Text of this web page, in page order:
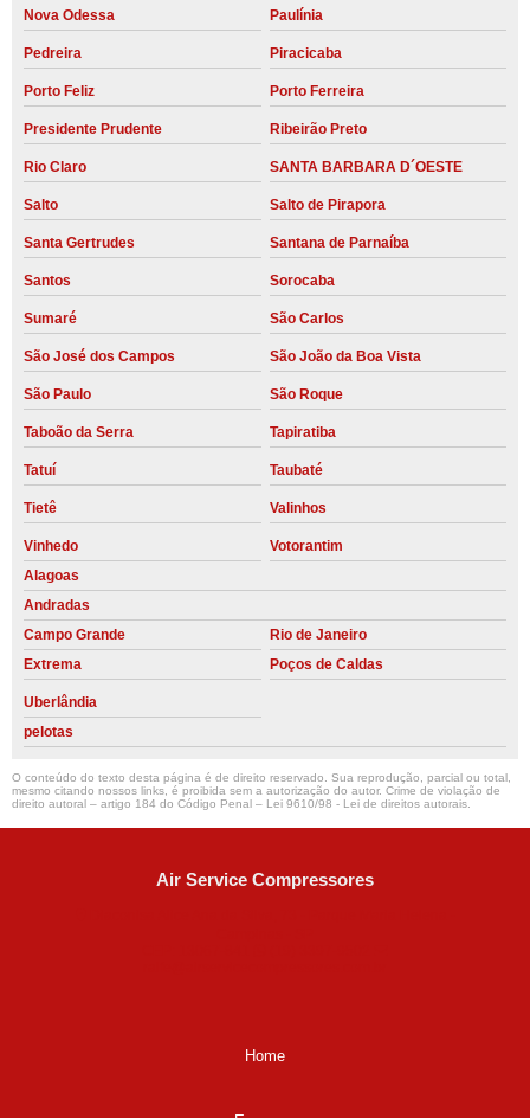
Nova Odessa Paulínia
Pedreira Piracicaba
Porto Feliz Porto Ferreira
Presidente Prudente Ribeirão Preto
Rio Claro SANTA BARBARA D´OESTE
Salto Salto de Pirapora
Santa Gertrudes Santana de Parnaíba
Santos Sorocaba
Sumaré São Carlos
São José dos Campos São João da Boa Vista
São Paulo São Roque
Taboão da Serra Tapiratiba
Tatuí Taubaté
Tietê Valinhos
Vinhedo
Votorantim
Alagoas
Andradas
Campo Grande
Rio de Janeiro
Extrema
Poços de Caldas
Uberlândia
pelotas
O conteúdo do texto desta página é de direito reservado. Sua reprodução, parcial ou total,
mesmo citando nossos links, é proibida sem a autorização do autor. Crime de violação de
direito autoral – artigo 184 do Código Penal – Lei 9610/98 - Lei de direitos autorais.
Air Service Compressores
Home